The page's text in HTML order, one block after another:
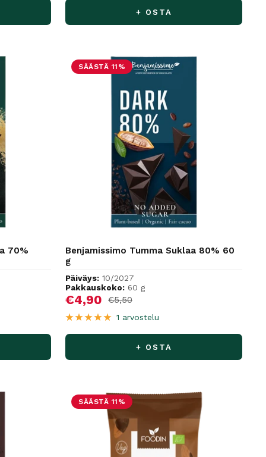
+ OSTA
70%
SÄÄSTÄ 11%
Benjamissimo Tumma Suklaa 80% 60
g
Päiväys: 10/2027
Pakkauskoko: 60 g
Alennushinta
€4,90 Normaalihinta
€5,50
1 arvostelu
+ OSTA
SÄÄSTÄ 11%